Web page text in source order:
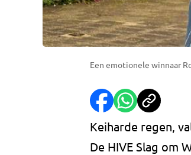
Een emotionele winnaar
Keiharde regen,
De HIVE Slag om